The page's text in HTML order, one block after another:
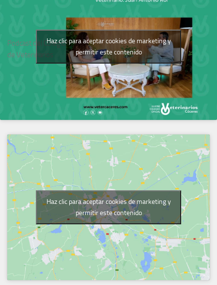
Podcast del Colegio
de Veterinarios
Haz clic para aceptar cookies de marketing y
permitir este contenido
Haz clic para aceptar cookies de marketing y
permitir este contenido